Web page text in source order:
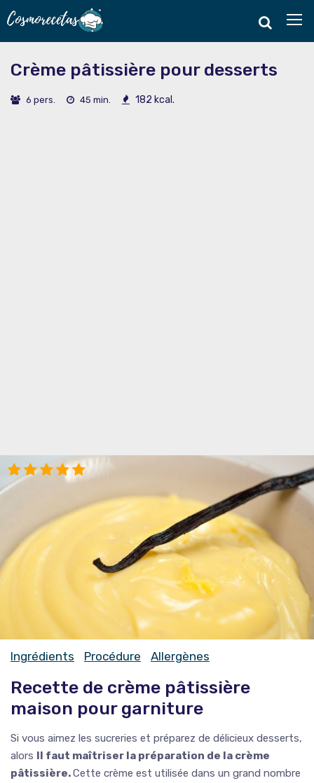
Crème pâtissière pour desserts
6 pers. 45 min. 182 kcal.
Ingrédients Procédure Allergènes
Recette de crème pâtissière
maison pour garniture
Si vous aimez les sucreries et préparez de délicieux desserts,
alors Il faut maîtriser la préparation de la crème
pâtissière.Cette crème est utilisée dans un grand nombre